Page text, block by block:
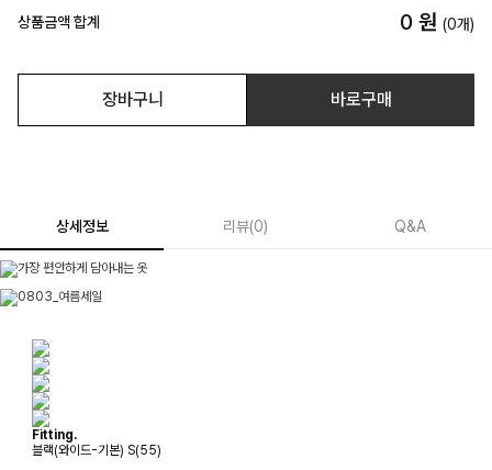
상품금액 합계 0 원 (0개)
장바구니 바로구매
상세정보 리뷰(0) Q&A
Fitting.
블랙(와이드-기본) S(55)